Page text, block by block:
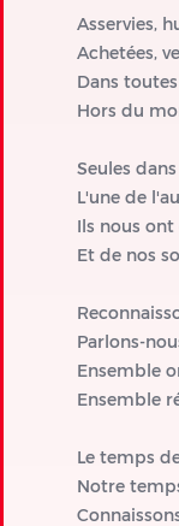
Asservies,
Achetées,
Dans
Hors du
Seules
L'une de
Ils nous ont
Et de nos
Parlons-
Ensemble
Ensemble
Le temps
Notre